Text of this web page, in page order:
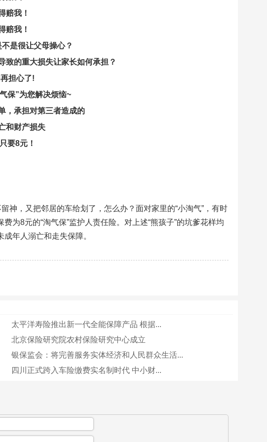
赔我！
赔我！
是很让父母操心？
致的重大损失让家长如何承担？
担心了!
保”为您解决烦恼~
，承担对第三者造成的
和财产损失
要8元！
神，又把邻居的车给划了，怎么办？面对家里的“小淘气”，有时
为8元的“淘气保”监护人责任险。对上述“熊孩子”的坑爹花样均
年人溺亡和走失保障。
太平洋寿险推出新一代全能保障产品 根据...
北京保险研究院农村保险研究中心成立
银保监会：将完善服务实体经济和人民群众生活...
四川正式跨入车险缴费实名制时代 中小财...